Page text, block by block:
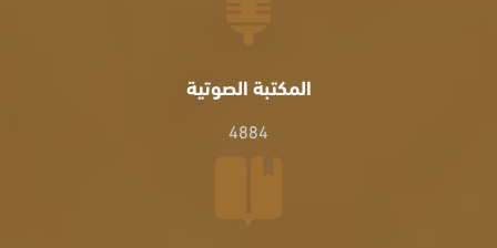
المكتبة الصوتية
4884